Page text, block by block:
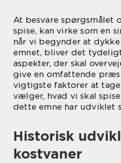
At besvare spørgsmålet
spise, kan virke som en
når vi begynder at
emnet, bliver det
aspekter, der skal
give en omfattende
vigtigste faktorer at tage
vælger, hvad vi skal
dette emne har udviklet
Historisk
kostvaner